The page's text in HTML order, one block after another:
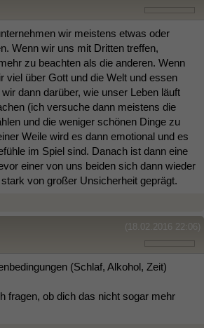
wir meistens etwas oder
Wenn wir uns mit Dritten treffen,
zu beachten als die anderen. Wenn
viel über Gott und die Welt und essen
dann darüber, wie unser Leben läuft
(ich versuche dann meistens die
und die weniger schönen Dinge zu
Weile wird es dann emotional und es
im Spiel sind. Danach ist dann eine
einer von uns beiden sich dann wieder
von großer Unsicherheit geprägt.
(18.02.2016 22:06)
(Schlaf, Alkohol, Zeit)
fragen, ob dich das nicht sogar mehr